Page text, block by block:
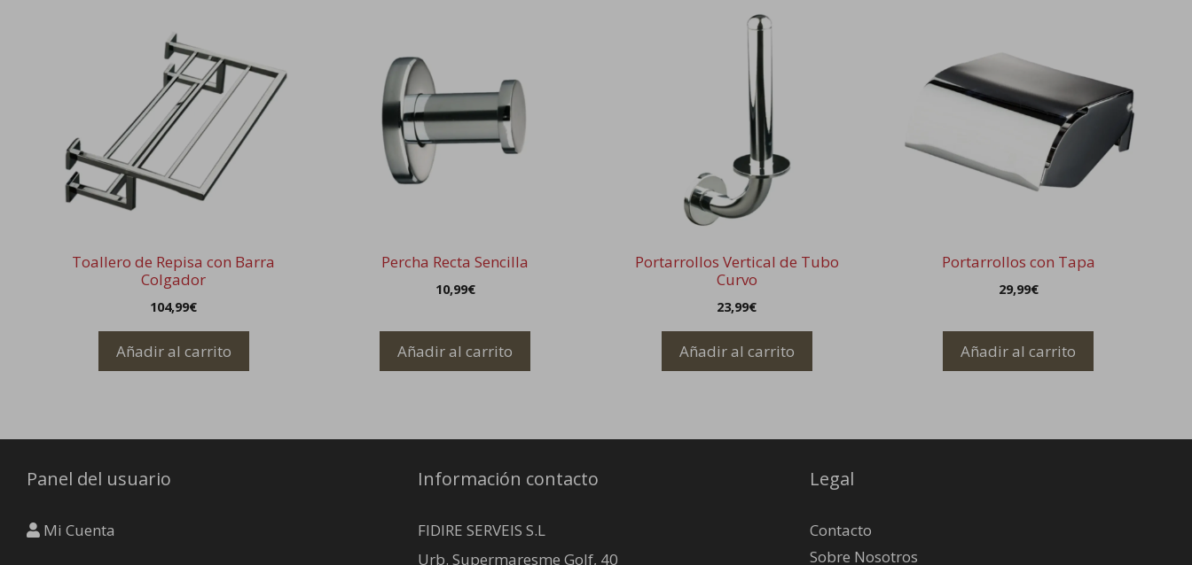
Toallero de Repisa con Barra
Colgador
104,99€
Añadir al carrito
Percha Recta Sencilla
10,99€
Añadir al carrito
Portarrollos Vertical de Tubo
Curvo
23,99€
Añadir al carrito
Portarrollos con Tapa
29,99€
Añadir al carrito
Panel del usuario
Mi Cuenta
Información contacto
FIDIRE SERVEIS S.L
Urb. Supermaresme Golf, 40
Legal
Contacto
Sobre Nosotros